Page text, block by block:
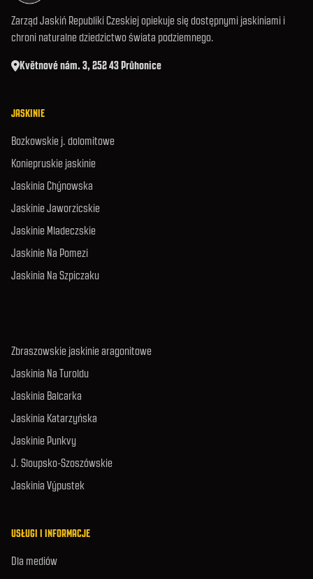
Zarząd Jaskiń Republiki Czeskiej opiekuje się dostępnymi jaskiniami i
chroni naturalne dziedzictwo świata podziemnego.
Květnové nám. 3, 252 43 Průhonice
JASKINIE
Bozkowskie j. dolomitowe
Koniepruskie jaskinie
Jaskinia Chýnowska
Jaskinie Jaworzicskie
Jaskinie Mladeczskie
Jaskinie Na Pomezi
Jaskinia Na Szpiczaku
Zbraszowskie jaskinie aragonitowe
Jaskinia Na Turoldu
Jaskinia Balcarka
Jaskinia Katarzyńska
Jaskinie Punkvy
J. Sloupsko-Szoszówskie
Jaskinia Výpustek
USŁUGI I INFORMACJE
Dla mediów